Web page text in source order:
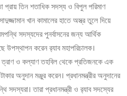
প্রায় তিন শতাধিক সদস্য ও বিপুল পরিমাণ
খান কামালের হাতে অস্ত্র তুলে দিয়ে
সদস্যদের পুনর্বাসনের জন্য আর্থিক
উপস্থাপন করেন র‌্যাব মহাপরিচালক।
ত্রাণ ও কল্যাণ তহবিল থেকে প্রতিজনকে এক
অনুদান মঞ্জুর করেন। প্রধানমন্ত্রীর অনুদানের
তারা প্রধানমন্ত্রী ও র‌্যাব সদস্যের